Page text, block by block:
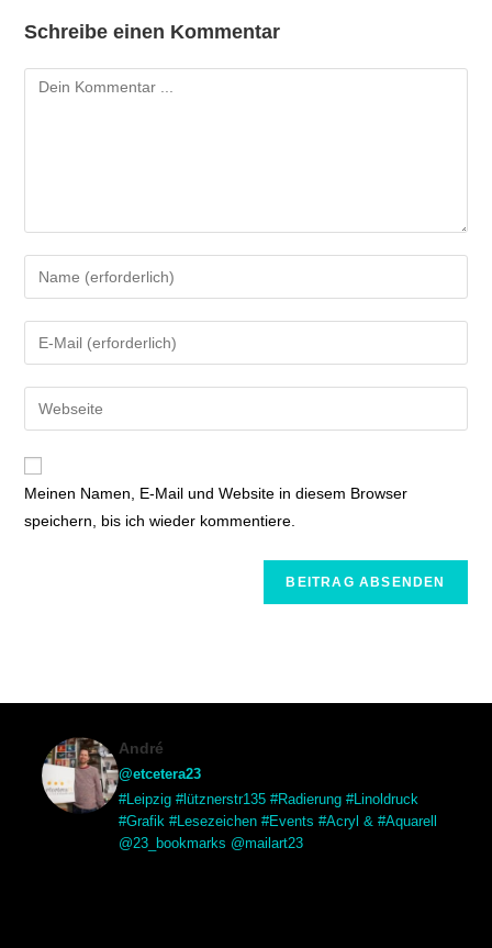
Schreibe einen Kommentar
Meinen Namen, E-Mail und Website in diesem Browser
speichern, bis ich wieder kommentiere.
André
@etcetera23
#Leipzig #lütznerstr135 #Radierung #Linoldruck
#Grafik #Lesezeichen #Events #Acryl & #Aquarell
@23_bookmarks @mailart23